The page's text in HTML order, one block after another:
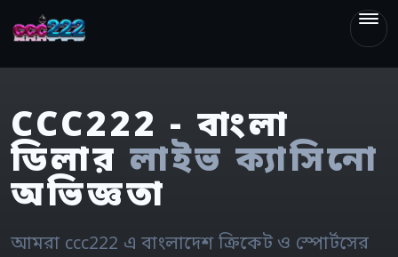
CCC222 - বাংলা
ডিলার লাইভ ক্যাসিনো
অভিজ্ঞতা
আমরা ccc222 এ বাংলাদেশ ক্রিকেট ও স্পোর্টসের